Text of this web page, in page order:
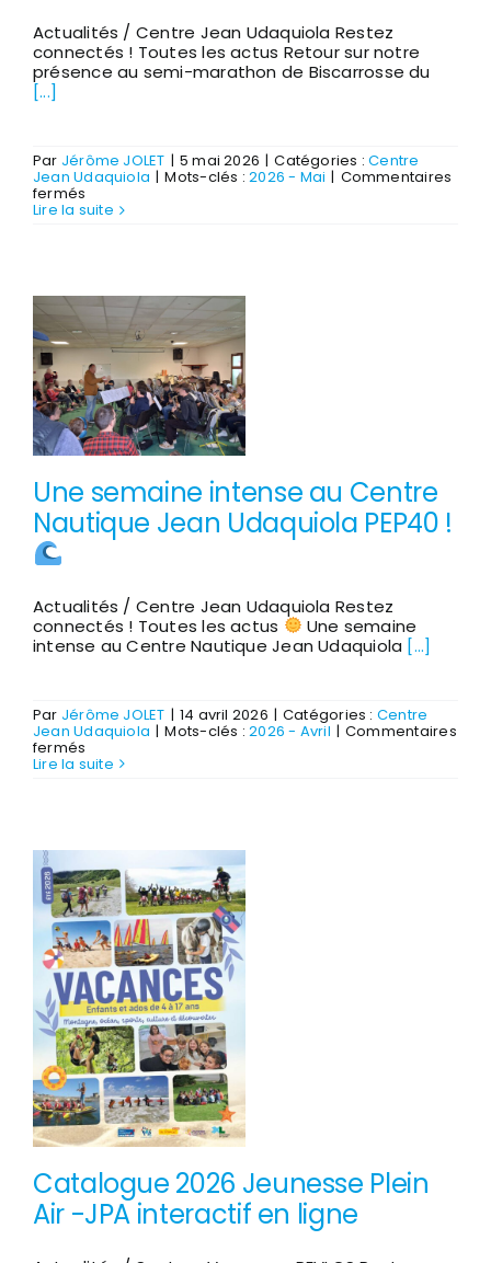
Actualités / Centre Jean Udaquiola Restez
connectés ! Toutes les actus Retour sur notre
présence au semi-marathon de Biscarrosse du
[...]
Par Jérôme JOLET | 5 mai 2026 | Catégories :Centre
Jean Udaquiola | Mots-clés :2026 - Mai | Commentaires
fermés
Retour
semi-
marathon
de
Biscarrosse
du
3
mai
Lire la suite
Une semaine intense au Centre
Nautique Jean Udaquiola PEP40 !
Actualités / Centre Jean Udaquiola Restez
connectés ! Toutes les actus
Une semaine
intense au Centre Nautique Jean Udaquiola [...]
Par Jérôme JOLET | 14 avril 2026 | Catégories : Centre
Jean Udaquiola | Mots-clés :2026 - Avril | Commentaires
fermés
Une
Udaquiola
PEP40
!
Lire la suite
Catalogue 2026 Jeunesse Plein
Air -JPA interactif en ligne